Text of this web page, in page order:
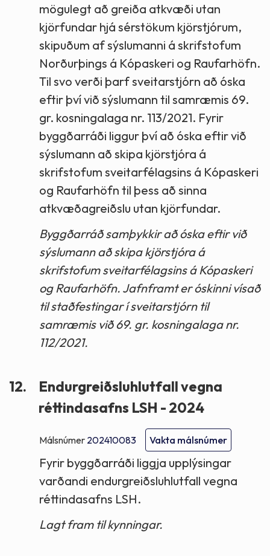
mögulegt að greiða atkvæði utan
kjörfundar hjá sérstökum kjörstjórum,
skipuðum af sýslumanni á skrifstofum
Norðurþings á Kópaskeri og Raufarhöfn.
Til svo verði þarf sveitarstjórn að óska
eftir því við sýslumann til samræmis 69.
gr. kosningalaga nr. 113/2021. Fyrir
byggðarráði liggur því að óska eftir við
sýslumann að skipa kjörstjóra á
skrifstofum sveitarfélagsins á Kópaskeri
og Raufarhöfn til þess að sinna
atkvæðagreiðslu utan kjörfundar.
Byggðarráð samþykkir að óska eftir við
sýslumann að skipa kjörstjóra á
skrifstofum sveitarfélagsins á Kópaskeri
og Raufarhöfn. Jafnframt er óskinni vísað
til staðfestingar í sveitarstjórn til
samræmis við 69. gr. kosningalaga nr.
112/2021.
12.
Endurgreiðsluhlutfall vegna
réttindasafns LSH - 2024
Málsnúmer 202410083 Vakta málsnúmer
Fyrir byggðarráði liggja upplýsingar
varðandi endurgreiðsluhlutfall vegna
réttindasafns LSH.
Lagt fram til kynningar.